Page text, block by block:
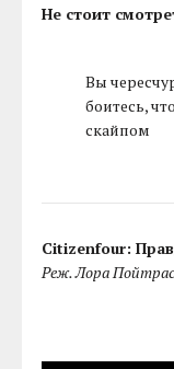
Не стоит
Вы
боитесь,
скайпом
Citizenfour:
Реж. Лора Пойтрас